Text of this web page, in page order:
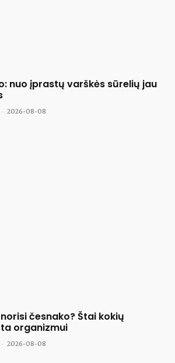
nuo įprastų varškės sūrelių jau
- 2026-08-08
česnako? Štai kokių
organizmui
- 2026-08-08